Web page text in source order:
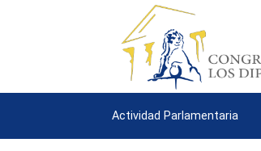
Actividad Parlamentaria